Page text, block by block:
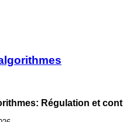
Régulation et